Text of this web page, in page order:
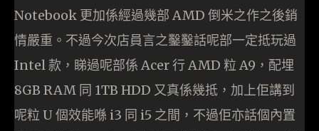
Notebook 更加係經過幾部 AMD 倒米之作之後銷
情嚴重。不過今次店員言之鑿鑿話呢部一定抵玩過
Intel 款，睇過呢部係 Acer 行 AMD 粒 A9，配埋
8GB RAM 同 1TB HDD 又真係幾抵，加上佢講到
呢粒 U 個效能喺 i3 同 i5 之間，不過佢亦話個內置